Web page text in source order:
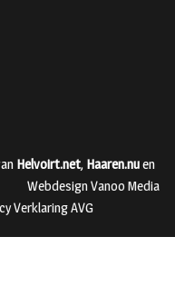
Helvoirt.net, Haaren.nuen
Webdesign Vanoo Media
Verklaring AVG